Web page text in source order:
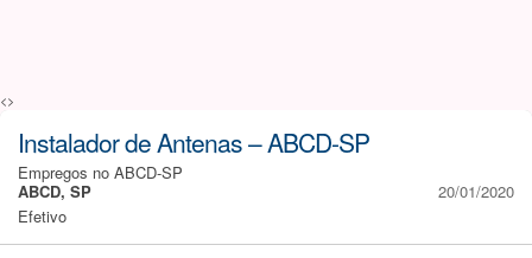
<>
Instalador de Antenas – ABCD-SP
Empregos no ABCD-SP
ABCD, SP
Efetivo
20/01/2020